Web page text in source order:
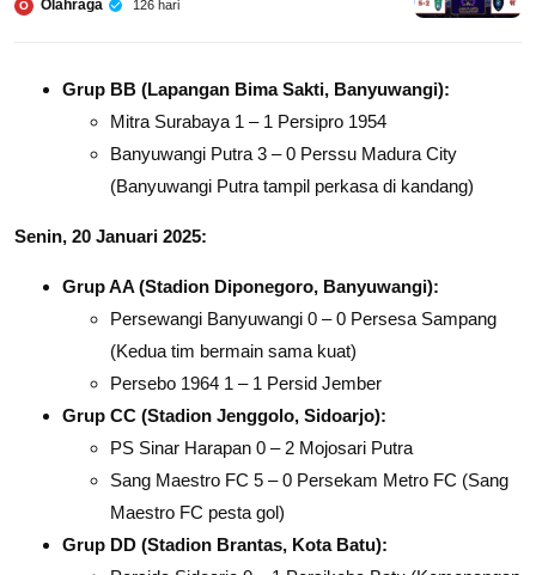
O Olahraga 126 hari
Grup BB (Lapangan Bima Sakti, Banyuwangi):
Mitra Surabaya 1 – 1 Persipro 1954
Banyuwangi Putra 3 – 0 Perssu Madura City
(Banyuwangi Putra tampil perkasa di kandang)
Senin, 20 Januari 2025:
Grup AA (Stadion Diponegoro, Banyuwangi):
Persewangi Banyuwangi 0 – 0 Persesa Sampang
(Kedua tim bermain sama kuat)
Persebo 1964 1 – 1 Persid Jember
Grup CC (Stadion Jenggolo, Sidoarjo):
PS Sinar Harapan 0 – 2 Mojosari Putra
Sang Maestro FC 5 – 0 Persekam Metro FC (Sang
Maestro FC pesta gol)
Grup DD (Stadion Brantas, Kota Batu):